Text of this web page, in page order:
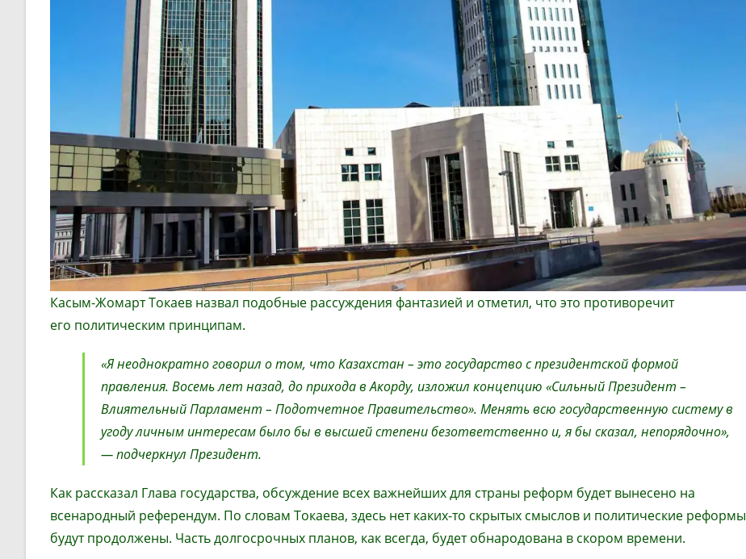
Касым-Жомарт Токаев назвал подобные рассуждения фантазией и отметил, что это противоречит
его политическим принципам.
«Я неоднократно говорил о том, что Казахстан – это государство с президентской формой
правления. Восемь лет назад, до прихода в Акорду, изложил концепцию «Сильный Президент –
Влиятельный Парламент – Подотчетное Правительство». Менять всю государственную систему в
угоду личным интересам было бы в высшей степени безответственно и, я бы сказал, непорядочно»,
— подчеркнул Президент.
Как рассказал Глава государства, обсуждение всех важнейших для страны реформ будет вынесено на
всенародный референдум. По словам Токаева, здесь нет каких-то скрытых смыслов и политические реформы
будут продолжены. Часть долгосрочных планов, как всегда, будет обнародована в скором времени.